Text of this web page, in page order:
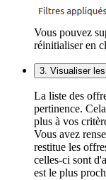
Vous pouvez
réinitialiser en
3. Visualiser
La liste des
pertinence.
plus à vos
Vous avez
restitue les
celles-ci sont
est le plus